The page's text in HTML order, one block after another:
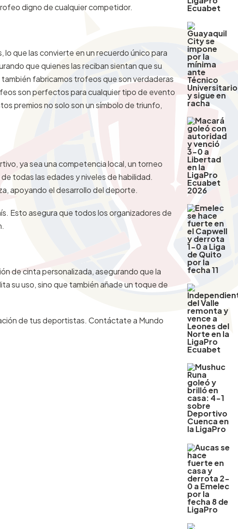
digno de cualquier competidor.
que las convierte en un recuerdo único para
que quienes las reciban sientan que su
fabricamos trofeos que son verdaderas
son perfectos para cualquier tipo de evento
premios no solo son un símbolo de triunfo,
ya sea una competencia local, un torneo
todas las edades y niveles de habilidad.
apoyando el desarrollo del deporte.
Esto asegura que todos los organizadores de
de cinta personalizada, asegurando que la
su uso, sino que también añade un toque de
de tus deportistas. Contáctate a Mundo